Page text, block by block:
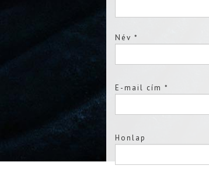
Név *
E-mail cím *
Honlap